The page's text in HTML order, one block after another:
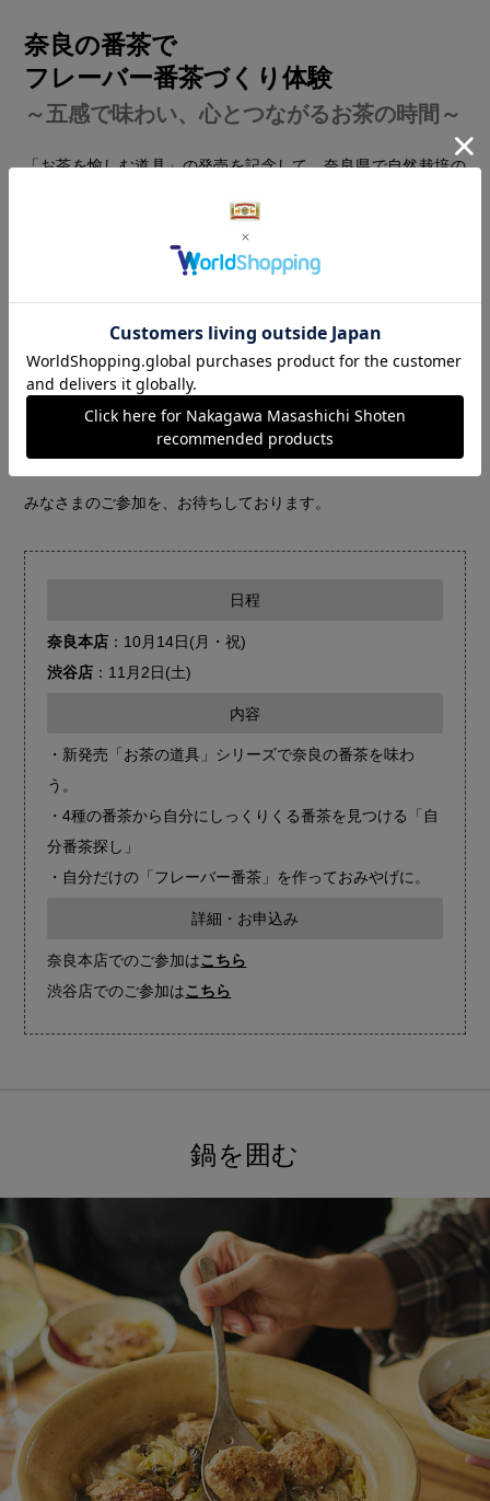
奈良の番茶で
フレーバー番茶づくり体験
～五感で味わい、心とつながるお茶の時間～
「お茶を愉しむ道具」の発売を記念して、奈良県で自然栽培の
ワークショップを奈良本店・渋谷店にて開催します。
健一自然農園は、中川政七商店の人気商品「季節の番茶・定番
ワークショップでは、新商品のお茶の道具を用いて奈良産の番
茶を味わっていただきながら、 今の自分にしっくりくるお茶の
選びかたを学んで、自分だけのフレーバー番茶を作り、おみや
げにお持ち帰りいただけます。
みなさまのご参加を、お待ちしております。
日程
奈良本店 ：10月14日(月・祝)
渋谷店 ：11月2日(土)
内容
・新発売「お茶の道具」シリーズで奈良の番茶を味わ
う。
・4種の番茶から自分にしっくりくる番茶を見つける「自
分番茶探し」
・自分だけの「フレーバー番茶」を作っておみやげに。
詳細・お申込み
奈良本店でのご参加はこちら
渋谷店でのご参加はこちら
鍋を囲む